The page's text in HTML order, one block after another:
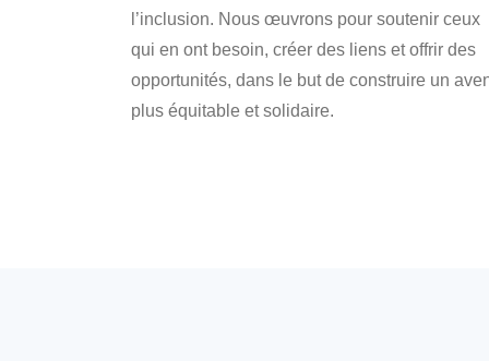
l’inclusion. Nous œuvrons pour soutenir ceux
qui en ont besoin, créer des liens et offrir des
opportunités, dans le but de construire un
plus équitable et solidaire.